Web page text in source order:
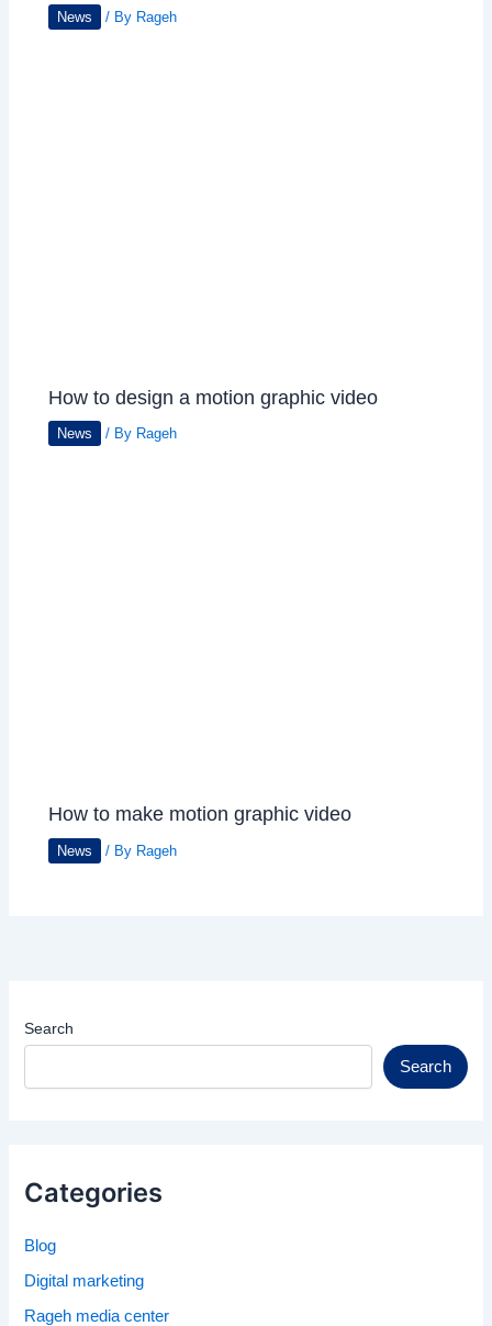
News / By Rageh
How to design a motion graphic video
News / By Rageh
How to make motion graphic video
News / By Rageh
Search
Search
Categories
Blog
Digital marketing
Rageh media center